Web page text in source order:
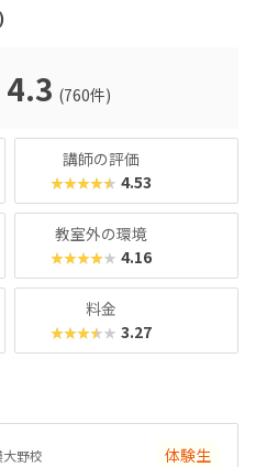
てでも安心して参加できる
未来につながる力を育てられ
4.3 (760件)
講師の評価
★★★★★ 4.53
教室外の環境
★★★★★ 4.16
料金
★★★★★ 3.27
野校 体験生